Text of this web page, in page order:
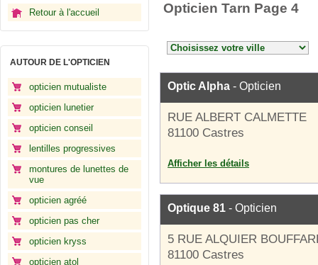
Retour à l'accueil
AUTOUR DE L'OPTICIEN
opticien mutualiste
opticien lunetier
opticien conseil
lentilles progressives
montures de lunettes de
vue
opticien agréé
opticien pas cher
opticien kryss
opticien atol
Opticien Tarn Page 4
Optic Alpha - Opticien
RUE ALBERT CALMETTE
81100 Castres
Afficher les détails
Optique 81 - Opticien
5 RUE ALQUIER
81100 Castres